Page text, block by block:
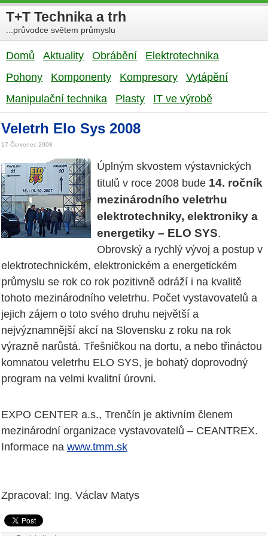
T+T Technika a trh
...průvodce světem průmyslu
Domů Aktuality Obrábění
Elektrotechnika
Pohony
Komponenty Kompresory
Vytápění
Manipulační technika
Plasty IT ve výrobě
Veletrh Elo Sys 2008
17 Červenec 2008
Úplným skvostem výstavnických
titulů v roce 2008 bude 14. ročník
mezinárodního veletrhu
elektrotechniky, elektroniky a
energetiky – ELO SYS.
Obrovský a rychlý vývoj a postup v
elektrotechnickém, elektronickém a energetickém
průmyslu se rok co rok pozitivně odráží i na kvalitě
tohoto mezinárodního veletrhu. Počet vystavovatelů a
jejich zájem o toto svého druhu největší a
nejvýznamnější akcí na Slovensku z roku na rok
výrazně narůstá. Třešničkou na dortu, a nebo třináctou
komnatou veletrhu ELO SYS, je bohatý doprovodný
program na velmi kvalitní úrovni.
EXPO CENTER a.s., Trenčín je aktivním členem
mezinárodní organizace vystavovatelů – CEANTREX.
Informace na www.tmm.sk
Zpracoval: Ing. Václav Matys